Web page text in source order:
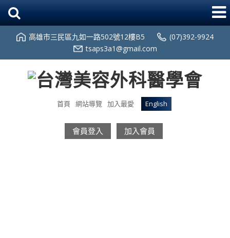
高雄市三民區九如一路502號12樓B5
(07)392-9924
tsaps3a1@gmail.com
首頁 網站導覽 加入最愛 English
會員登入 加入會員